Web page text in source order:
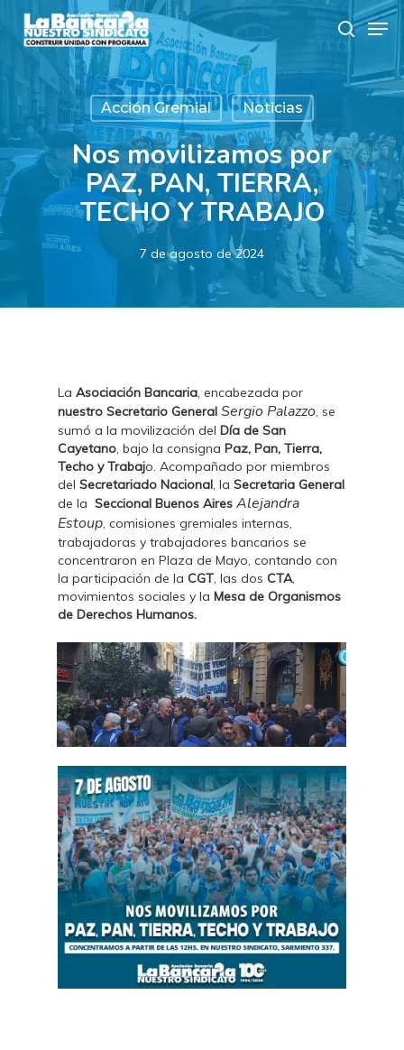
main
search
Acción Gremial Noticias
Nos movilizamos por
PAZ, PAN, TIERRA,
TECHO Y TRABAJO
7 de agosto de 2024
LaAsociación Bancaria, encabezada por
nuestro Secretario General Sergio Palazzo, se
sumó a la movilización delDía de San
Cayetano, bajo la consignaPaz, Pan, Tierra,
Techo y Trabajo. Acompañado por miembros
delSecretariado Nacional, laSecretaria General
de laSeccional Buenos Aires Alejandra
Estoup, comisiones gremiales internas,
trabajadoras y trabajadores bancarios se
concentraron en Plaza de Mayo, contando con
la participación de la CGT, las dosCTA,
movimientos sociales y laMesa de Organismos
de Derechos Humanos.